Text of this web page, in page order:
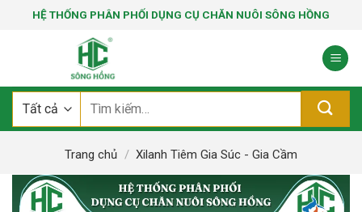
HỆ THỐNG PHÂN PHỐI DỤNG CỤ CHĂN NUÔI SÔNG HỒNG
Trang chủ / Xilanh Tiêm Gia Súc - Gia Cầm